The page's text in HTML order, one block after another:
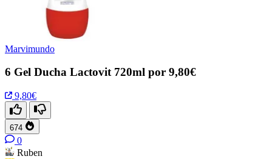
Marvimundo
6 Gel Ducha Lactovit 720ml por 9,80€
9,80€
674
0
Ruben